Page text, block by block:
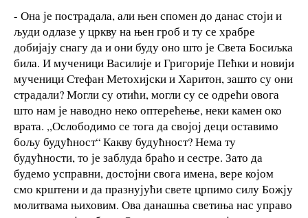
- Она је пострадала, али њен спомен до данас стоји и
људи одлазе у цркву на њен гроб и ту се храбре
добијају снагу да и они буду оно што је Света Босиљка
била. И мученици Василије и Григорије Пећки и новији
мученици Стефан Метохијски и Харитон, зашто су они
страдали? Могли су отићи, могли су се одрећи овога
што нам је наводно неко оптерећење, неки камен око
врата. ,,Ослободимо се тога да својој деци оставимо
бољу будућност“ Какву будућност? Нема ту
будућности, то је заблуда браћо и сестре. Зато да
будемо усправни, достојни свога имена, вере којом
смо крштени и да празнујући свете црпимо силу Божју
молитвама њиховим. Ова данашња светиња нас управо